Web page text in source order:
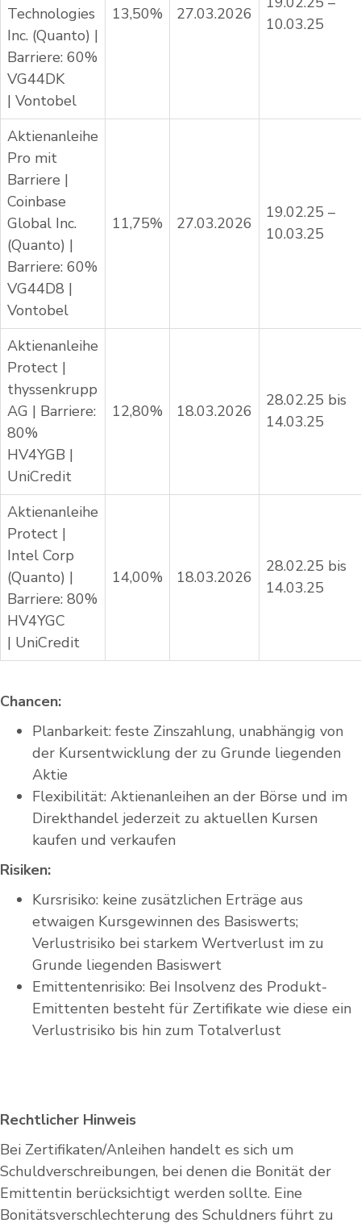
Technologies
Inc. (Quanto) |
Barriere: 60%
VG44DK
| Vontobel
13,50% 27.03.2026
10.03.25
Aktienanleihe
Pro mit
Barriere |
Coinbase
Global Inc.
(Quanto) |
Barriere: 60%
VG44D8 |
Vontobel
11,75% 27.03.2026
19.02.25 –
10.03.25
Aktienanleihe
Protect |
thyssenkrupp
AG | Barriere:
80%
HV4YGB |
UniCredit
12,80% 18.03.2026
28.02.25 bis
14.03.25
Aktienanleihe
Protect |
Intel Corp
(Quanto) |
Barriere: 80%
HV4YGC
| UniCredit
14,00% 18.03.2026
28.02.25 bis
14.03.25
Chancen:
Planbarkeit: feste Zinszahlung, unabhängig von
der Kursentwicklung der zu Grunde liegenden
Aktie
Flexibilität: Aktienanleihen an der Börse und im
Direkthandel jederzeit zu aktuellen Kursen
kaufen und verkaufen
Risiken:
Kursrisiko: keine zusätzlichen Erträge aus
etwaigen Kursgewinnen des Basiswerts;
Verlustrisiko bei starkem Wertverlust im zu
Grunde liegenden Basiswert
Emittentenrisiko: Bei Insolvenz des Produkt-
Emittenten besteht für Zertifikate wie diese ein
Verlustrisiko bis hin zum Totalverlust
Rechtlicher Hinweis
Bei Zertifikaten/Anleihen handelt es sich um
Schuldverschreibungen, bei denen die Bonität der
Emittentin berücksichtigt werden sollte. Eine
Bonitätsverschlechterung des Schuldners führt zu